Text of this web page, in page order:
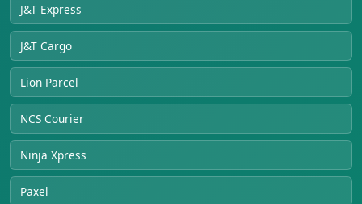
J&T Express
J&T Cargo
Lion Parcel
NCS Courier
Ninja Xpress
Paxel